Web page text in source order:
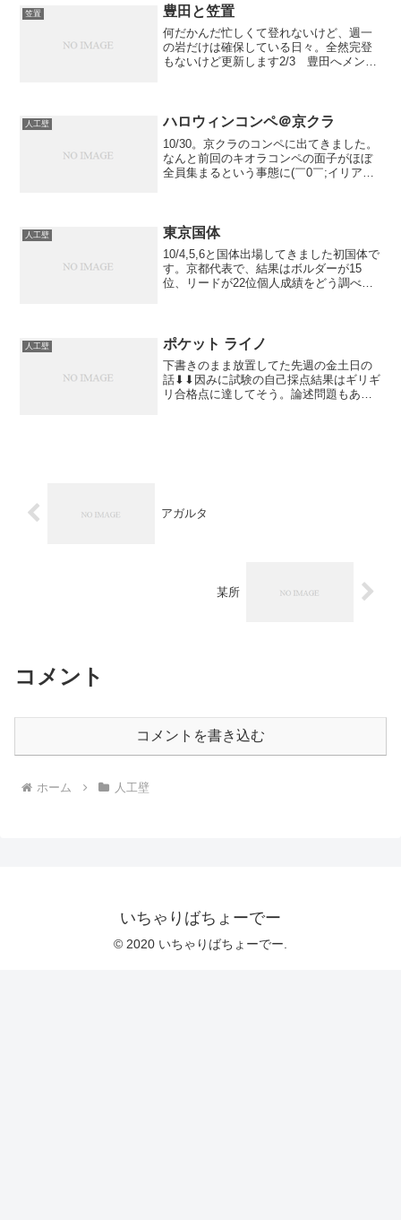
年なんて言い訳に過ぎな...
笠置 豊田と笠置
何だかんだ忙しくて登れないけど、週一
の岩だけは確保している日々。全然完登
もないけど更新します2/3 豊田へメンバ
きを宣...
人工壁 ハロウィンコンペ＠京クラ
10/30。京クラのコンペに出てきました。
なんと前回のキオラコンペの面子がほぼ
全員集まるという事態に(￣0￣;イリアス
が、今年は無事リ...
人工壁 東京国体
10/4,5,6と国体出場してきました初国体で
す。京都代表で、結果はボルダーが15
位、リードが22位個人成績をどう調べた
な設定や...
人工壁 ポケット ライノ
下書きのまま放置してた先週の金土日の
話⬇︎⬇︎因みに試験の自己採点結果はギリギ
リ合格点に達してそう。論述問題もある
アガルタ
某所
コメント
コメントを書き込む
ホーム 人工壁
いちゃりばちょーでー
© 2020 いちゃりばちょーでー.